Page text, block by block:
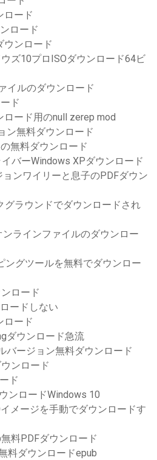
ロード
ロード
ウンロード
ズ10プロISOダウンロード64ビ
イルのダウンロード
ド
ード用のnull zerep mod
ン無料ダウンロード
無料ダウンロード
バーWindows XPダウンロード
ンワイリーと息子のPDFダウン
グラウンドでダウンロードされ
ンラインファイルのダウンロー
ングツールを無料でダウンロー
ロード
ードしない
ロード
ダウンロード急流
バージョン無料ダウンロード
ンロード
ド
ンロードWindows 10
メージを手動でダウンロードす
料PDFダウンロード
料ダウンロードepub